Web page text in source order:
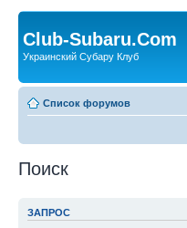
Club-Subaru.Com
Украинский Субару Клуб
Список форумов
Поиск
ЗАПРОС